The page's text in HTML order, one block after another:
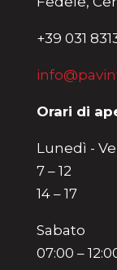
+39 031
Orari di
Lunedì -
7 – 12
14 – 17
Sabato
07:00 –